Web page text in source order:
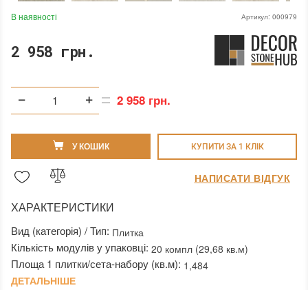
Артикул: 000979
В наявності
2 958 грн.
2 958 грн.
У КОШИК КУПИТИ ЗА 1 КЛIК
ХАРАКТЕРИСТИКИ
Вид (категорія) / Тип: Плитка
Кількість модулів у упаковці: 20 компл (29,68 кв.м)
Площа 1 плитки/сета-набору (кв.м): 1,484
ДЕТАЛЬНІШЕ
НАПИСАТИ ВІДГУК